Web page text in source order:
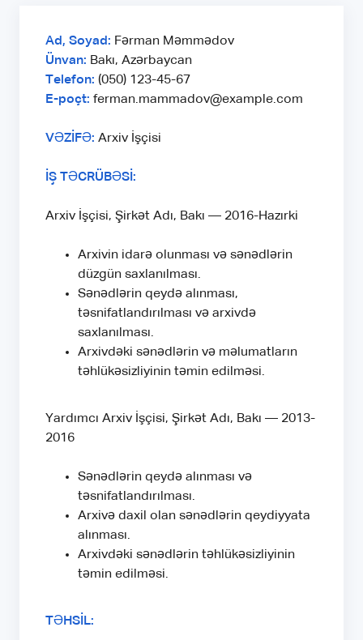
Ad, Soyad: Fərman Məmmədov
Ünvan: Bakı, Azərbaycan
Telefon: (050) 123-45-67
E-poçt: ferman.mammadov@example.com
VƏZİFƏ: Arxiv İşçisi
İŞ TƏCRÜBƏSİ:
Arxiv İşçisi, Şirkət Adı, Bakı — 2016-Hazırki
Arxivin idarə olunması və sənədlərin
düzgün saxlanılması.
Sənədlərin qeydə alınması,
təsnifatlandırılması və arxivdə
saxlanılması.
Arxivdəki sənədlərin və məlumatların
təhlükəsizliyinin təmin edilməsi.
Yardımcı Arxiv İşçisi, Şirkət Adı, Bakı — 2013-
2016
Sənədlərin qeydə alınması və
təsnifatlandırılması.
Arxivə daxil olan sənədlərin qeydiyyata
alınması.
Arxivdəki sənədlərin təhlükəsizliyinin
təmin edilməsi.
TƏHSİL: